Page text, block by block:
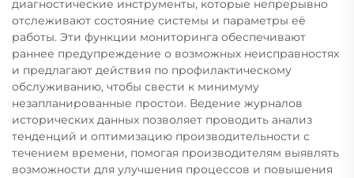
диагностические инструменты, которые непрерывно
отслеживают состояние системы и параметры её
работы. Эти функции мониторинга обеспечивают
раннее предупреждение о возможных неисправностях
и предлагают действия по профилактическому
обслуживанию, чтобы свести к минимуму
незапланированные простои. Ведение журналов
исторических данных позволяет проводить анализ
тенденций и оптимизацию производительности с
течением времени, помогая производителям выявлять
возможности для улучшения процессов и повышения